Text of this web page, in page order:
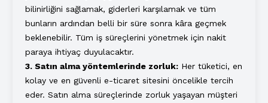
bilinirliğini sağlamak, giderleri karşılamak ve tüm
bunların ardından belli bir süre sonra kâra geçmek
beklenebilir. Tüm iş süreçlerini yönetmek için nakit
paraya ihtiyaç duyulacaktır.
3. Satın alma yöntemlerinde zorluk: Her tüketici, en
kolay ve en güvenli e-ticaret sitesini öncelikle tercih
eder. Satın alma süreçlerinde zorluk yaşayan müşteri